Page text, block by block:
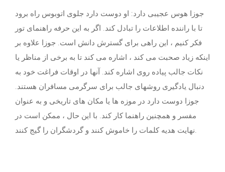
جوزا هوس عجیبی دارد: او دوست دارد جلوی اتوبوس راه برود
تا با راننده اطلاعات را تبادل کند. اگر به این حرفه راهنمای تور
فکر کنیم ، این راهی برای گسترش دانش است. جوزا علاوه بر
اینکه زیاد صحبت می کند ، اشاره می کند تا به برخی از مناظر یا
نکات جالب پیاده روی اشاره کند. آنها در اوقات فراغت خود به
دنبال یادگیری روشهای جالب برای سرگرمی مسافران هستند.
جوزا دوست دارد در موزه ها یا مکان های تاریخی و به عنوان
مفسر و همچنین راهنما کار کند. با این حال ، ممکن است در
نهایت هدیه کلمات را خاموش کنند و گردشگران را گیج کنند.